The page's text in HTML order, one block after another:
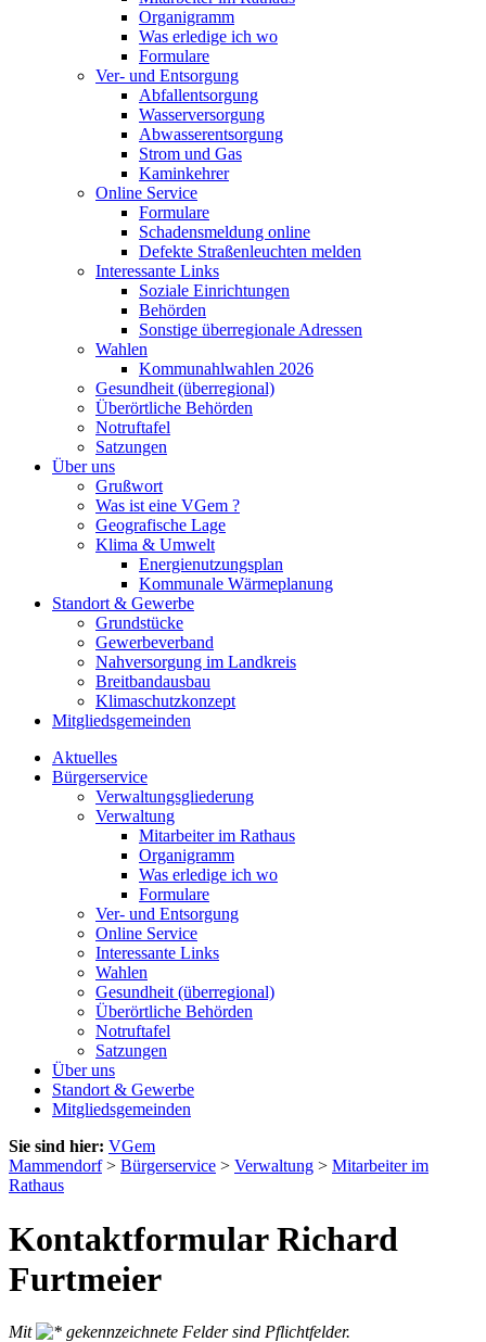
Organigramm
Was erledige ich wo
Formulare
Ver- und Entsorgung
Abfallentsorgung
Wasserversorgung
Abwasserentsorgung
Strom und Gas
Kaminkehrer
Online Service
Formulare
Schadensmeldung online
Defekte Straßenleuchten melden
Interessante Links
Soziale Einrichtungen
Behörden
Sonstige überregionale Adressen
Wahlen
Kommunahlwahlen 2026
Gesundheit (überregional)
Überörtliche Behörden
Notruftafel
Satzungen
Über uns
Grußwort
Was ist eine VGem ?
Geografische Lage
Klima & Umwelt
Energienutzungsplan
Kommunale Wärmeplanung
Standort & Gewerbe
Grundstücke
Gewerbeverband
Nahversorgung im Landkreis
Breitbandausbau
Klimaschutzkonzept
Mitgliedsgemeinden
Aktuelles
Bürgerservice
Verwaltungsgliederung
Verwaltung
Mitarbeiter im Rathaus
Organigramm
Was erledige ich wo
Formulare
Ver- und Entsorgung
Online Service
Interessante Links
Wahlen
Gesundheit (überregional)
Überörtliche Behörden
Notruftafel
Satzungen
Über uns
Standort & Gewerbe
Mitgliedsgemeinden
Sie sind hier: VGem
Mammendorf> Bürgerservice > Verwaltung > Mitarbeiter im
Rathaus
Kontaktformular Richard
Furtmeier
Mit
gekennzeichnete Felder sind Pflichtfelder.